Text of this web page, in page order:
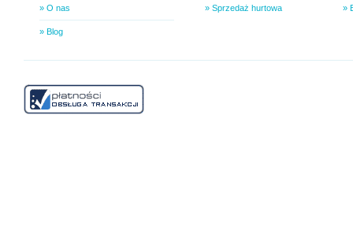
» O nas
» Blog
» Sprzedaż hurtowa »